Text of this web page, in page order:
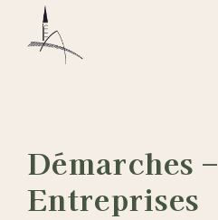
Démarches –
Entreprises